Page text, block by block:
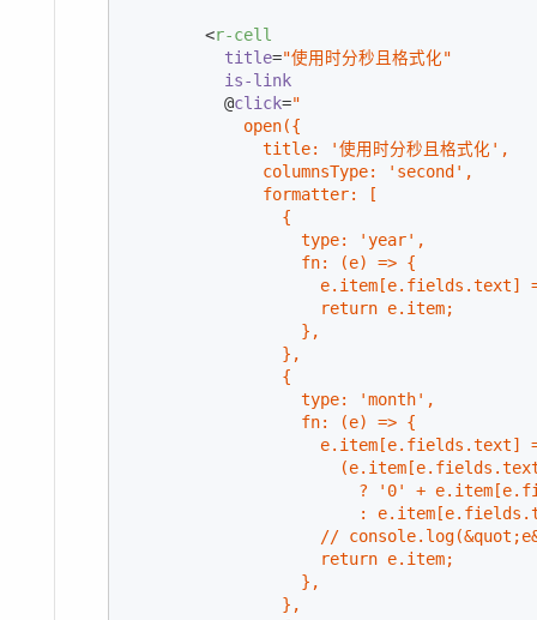
<r-cell
title="使用时分秒且格式化"
is-link
          @
click="
            open({
              title: '使用时分秒且格式化',
              columnsType: 'second',
              formatter: [
                {
                  type: 'year',
                  fn: (e) => {
e.item[e.fields.text]
                    return e.item;
                  },
                },
                {
                  type: 'month',
                  fn: (e) => {
e.item[e.fields.text]
? '0' +
:
//
                    return e.item;
                  },
                },